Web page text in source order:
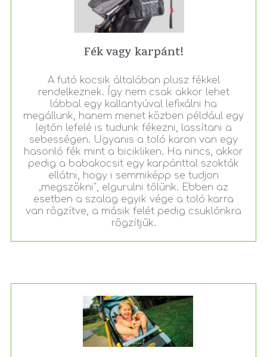
Fék vagy karpánt!
A futó kocsik általában plusz fékkel
rendelkeznek. Így nem csak akkor lehet
lábbal egy kallantyúval lefixálni ha
megállunk, hanem menet közben például egy
lejtőn lefelé is tudunk fékezni, lassítani a
sebességen. Ugyanis a toló karon van egy
hasonló fék mint a bicikliken. Ha nincs, akkor
pedig a babakocsit egy karpánttal szokták
ellátni, hogy i semmiképp se tudjon
„megszökni", elgurulni tőlünk. Ebben az
esetben a szalag egyik vége a toló karra
van rögzítve, a másik felét pedig csuklónkra
rögzítjük.